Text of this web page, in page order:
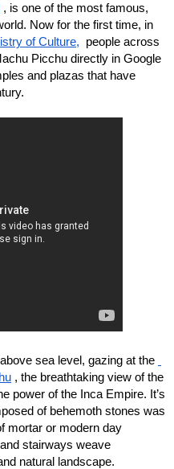
, is one of the most famous,
Now for the first time, in
of Culture,
people across
Picchu directly in Google
and plazas that have
sea level, gazing at the
, the breathtaking view of the
power of the Inca Empire. It’s
of behemoth stones was
mortar or modern day
stairways weave
natural landscape.